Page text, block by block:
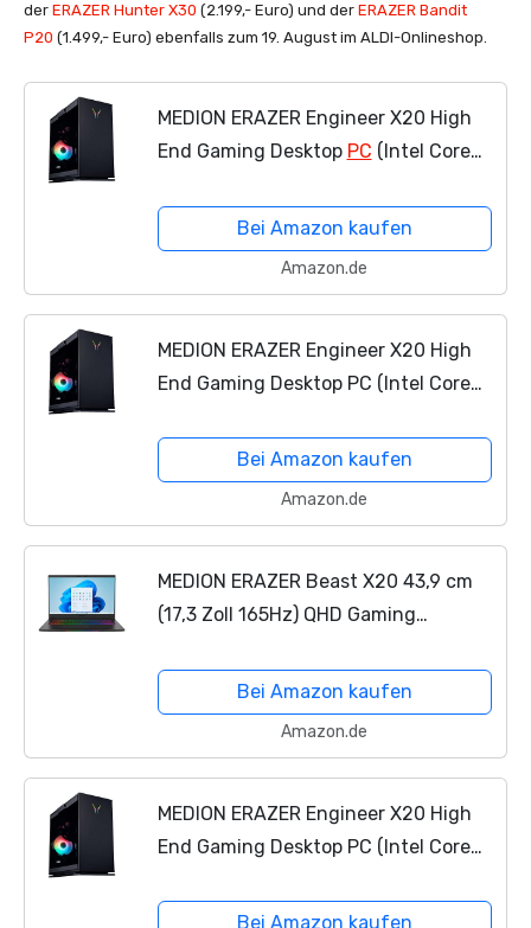
der ERAZER Hunter X30 (2.199,- Euro) und der ERAZER Bandit
P20 (1.499,- Euro) ebenfalls zum 19. August im ALDI-Onlineshop.
MEDION ERAZER Engineer X20 High
End Gaming Desktop PC (Intel Core
SSD, NVIDIA GeForce RTX 3070 LHR
8GB GDDR6, Win 11 Home)
Bei Amazon kaufen
Amazon.de
MEDION ERAZER Engineer X20 High
End Gaming Desktop PC (Intel Core
NVIDIA GeForce RTX 4070 12GB
GDDR6X, Win 11 Home)
Bei Amazon kaufen
Amazon.de
MEDION ERAZER Beast X20 43,9 cm
(17,3 Zoll 165Hz) QHD Gaming
DDR4 RAM, 1TB PCIe SSD, NVIDIA
GeForce RTX 3070 8 GB GDDR6...
Bei Amazon kaufen
Amazon.de
MEDION ERAZER Engineer X20 High
End Gaming Desktop PC (Intel Core
PCIe SSD, NVIDIA GeForce RTX 3070
Bei Amazon kaufen